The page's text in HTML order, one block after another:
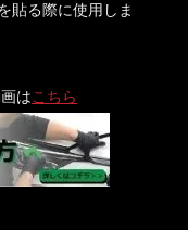
貼る際に使用しま
はこちら